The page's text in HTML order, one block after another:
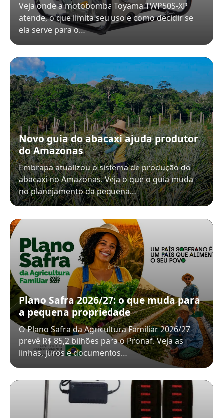
Veja onde a motobomba Toyama TWP50S-XP
atende, o que limita seu uso e como decidir se
ela serve para o…
Novo guia do abacaxi ajuda produtor
do Amazonas
Embrapa atualizou o sistema de produção do
abacaxi no Amazonas. Veja o que o guia muda
no planejamento da pequena…
Plano Safra 2026/27: o que muda para
a pequena propriedade
O Plano Safra da Agricultura Familiar 2026/27
prevê R$ 85,2 bilhões para o Pronaf. Veja as
linhas, juros e documentos…